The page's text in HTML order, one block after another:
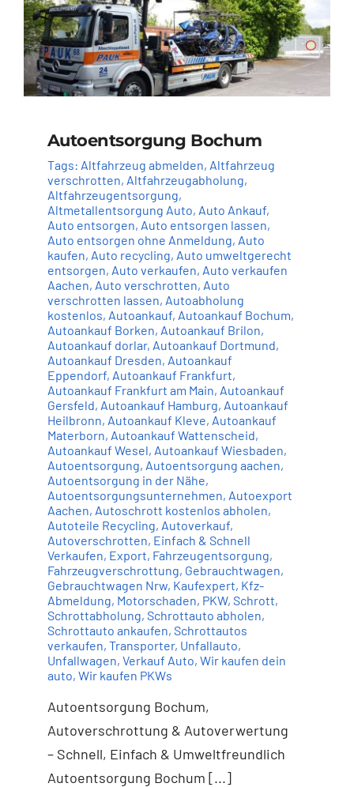
Autoentsorgung Bochum
Tags: Altfahrzeug abmelden, Altfahrzeug
verschrotten, Altfahrzeugabholung,
Altfahrzeugentsorgung,
Altmetallentsorgung Auto, Auto Ankauf,
Auto entsorgen, Auto entsorgen lassen,
Auto entsorgen ohne Anmeldung, Auto
kaufen, Auto recycling, Auto umweltgerecht
entsorgen, Auto verkaufen, Auto verkaufen
Aachen, Auto verschrotten, Auto
verschrotten lassen, Autoabholung
kostenlos, Autoankauf, Autoankauf Bochum,
Autoankauf Borken, Autoankauf Brilon,
Autoankauf dorlar, Autoankauf Dortmund,
Autoankauf Dresden, Autoankauf
Eppendorf, Autoankauf Frankfurt,
Autoankauf Frankfurt am Main, Autoankauf
Gersfeld, Autoankauf Hamburg, Autoankauf
Heilbronn, Autoankauf Kleve, Autoankauf
Materborn, Autoankauf Wattenscheid,
Autoankauf Wesel, Autoankauf Wiesbaden,
Autoentsorgung, Autoentsorgung aachen,
Autoentsorgung in der Nähe,
Autoentsorgungsunternehmen, Autoexport
Aachen, Autoschrott kostenlos abholen,
Autoteile Recycling, Autoverkauf,
Autoverschrotten, Einfach & Schnell
Verkaufen, Export, Fahrzeugentsorgung,
Fahrzeugverschrottung, Gebrauchtwagen,
Gebrauchtwagen Nrw, Kaufexpert, Kfz-
Abmeldung, Motorschaden, PKW, Schrott,
Schrottabholung, Schrottauto abholen,
Schrottauto ankaufen, Schrottautos
verkaufen, Transporter, Unfallauto,
Unfallwagen, Verkauf Auto, Wir kaufen dein
auto, Wir kaufen PKWs
Autoentsorgung Bochum,
Autoverschrottung & Autoverwertung
– Schnell, Einfach & Umweltfreundlich
Autoentsorgung Bochum [...]